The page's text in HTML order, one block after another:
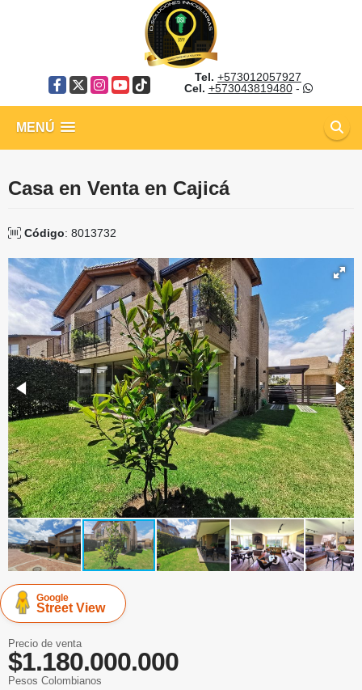
Facebook
X Instagram
YouTube
TikTok
Tel. +573012057927
Cel. +573043819480-
MENÚ
Casa en Venta en Cajicá
Código: 8013732
Google
Street View
Precio de venta
$1.180.000.000
Pesos Colombianos